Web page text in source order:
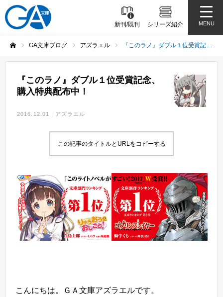
新刊/既刊 シリーズ紹介 MENU
GA文庫ブログ アズラエル 『このラノ』ダブル１位受賞記念、購入特典配布中！
『このラノ』ダブル１位受賞記念、
購入特典配布中！
2016.12.01 アズラエル
この記事のタイトルとURLをコピーする
こんにちは。ＧＡ文庫アズラエルです。